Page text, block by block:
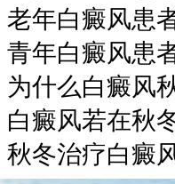
老年白癜风患
青年白癜风患
为什么白癜风
白癜风若在秋
秋冬治疗白癜